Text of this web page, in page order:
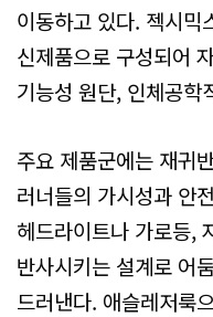
이동하고 있다. 젝시
신제품으로 구성되어
기능성 원단, 인체공학
주요 제품군에는 재귀
러너들의 가시성과 안
헤드라이트나 가로등,
반사시키는 설계로 어
드러낸다. 애슬레저룩